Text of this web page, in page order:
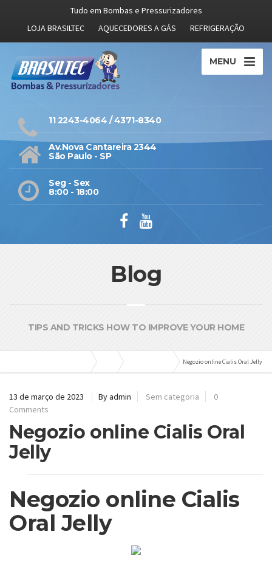
Tudo em Bombas e Pressurizadores
LOJA BRASILTEC
AQUECEDORES A GÁS REFRIGERAÇÃO
MENU
11 2243-4064 / 4371-8340
Av.Nova Cantareira 2344
São Paulo - SP
Seg - Sex
8:00 - 18:00
Blog
TIPS AND TRICKS HOW TO IMPROVE YOUR HOME
Negozio online Cialis Oral Jelly
13 de março de 2023 By admin Sem categoria
0
Comments
Negozio online Cialis Oral
Jelly
Negozio online Cialis
Oral Jelly